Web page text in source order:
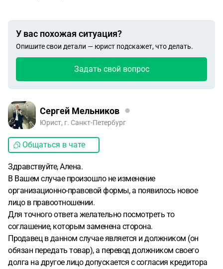
У вас похожая ситуация?
Опишите свои детали — юрист подскажет, что делать.
Задать свой вопрос
Сергей Мельников
Юрист, г. Санкт-Петербург
Общаться в чате
Здравствуйте, Алена.
В Вашем случае произошло не изменение
организационно-правовой формы, а появилось новое
лицо в правоотношении.
Для точного ответа желательно посмотреть то
соглашение, которым заменена сторона.
Продавец в данном случае является и должником (он
обязан передать товар), а перевод должником своего
долга на другое лицо допускается с согласия кредитора